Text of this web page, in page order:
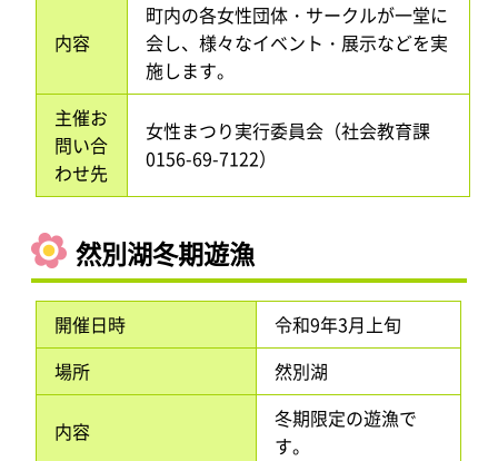
内容
町内の各女性団体・サークルが一堂に
会し、様々なイベント・展示などを実
施します。
主催お
問い合
わせ先
女性まつり実行委員会（社会教育課
0156-69-7122）
然別湖冬期遊漁
開催日時
令和9年3月上旬
場所
然別湖
内容
冬期限定の遊漁で
す。